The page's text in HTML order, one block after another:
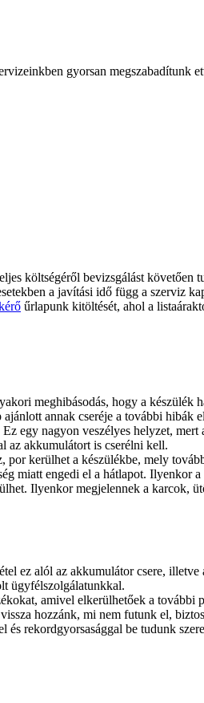
gyorsan megszabadítunk
költségéről bevizsgálást követően
a javítási idő függ a szerviz
űrlapunk kitöltését, ahol a
meghibásodás, hogy a
annak cseréje a további hibák
egy nagyon veszélyes helyzet,
az akkumulátort is cserélni kell.
kerülhet a készülékbe, mely
miatt engedi el a hátlapot. Ilyenkor
Ilyenkor megjelennek a karcok,
ez alól az akkumulátor csere, illetve
ügyfélszolgálatunkkal.
amivel elkerülhetőek a további
hozzánk, mi nem futunk el,
rekordgyorsasággal be tudunk